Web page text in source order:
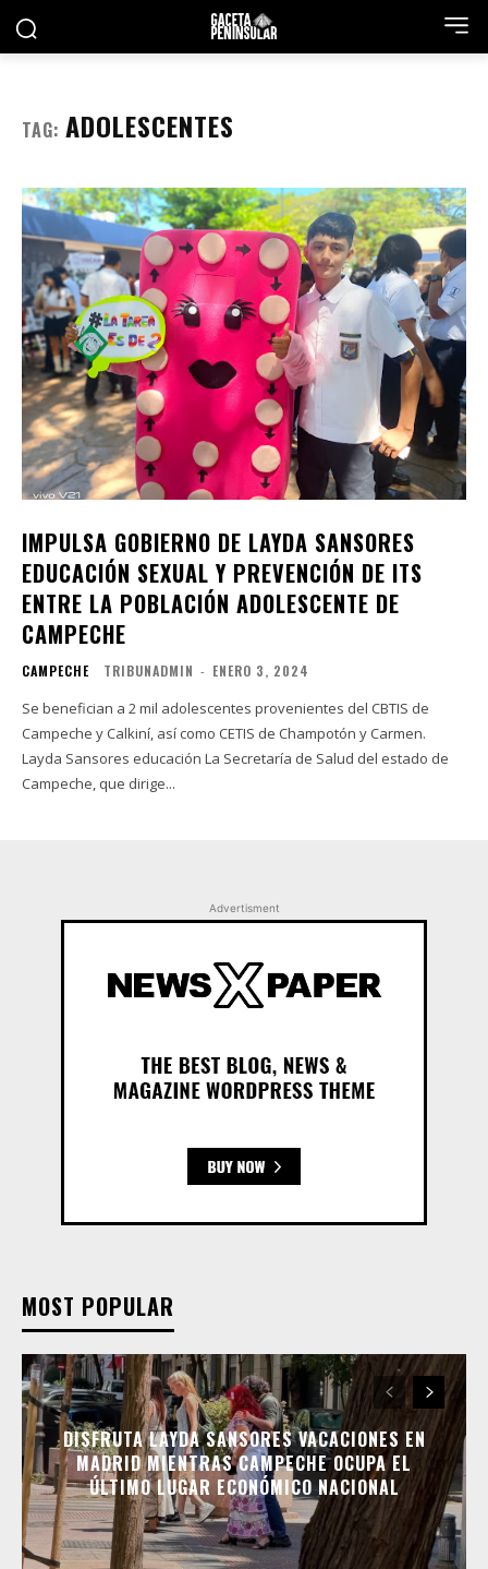
TAG: ADOLESCENTES
IMPULSA GOBIERNO DE LAYDA SANSORES
EDUCACIÓN SEXUAL Y PREVENCIÓN DE ITS
ENTRE LA POBLACIÓN ADOLESCENTE DE
CAMPECHE
CAMPECHE TRIBUNADMIN - ENERO 3, 2024
Se benefician a 2 mil adolescentes provenientes del CBTIS de
Campeche y Calkiní, así como CETIS de Champotón y Carmen.
Layda Sansores educación La Secretaría de Salud del estado de
Campeche, que dirige...
Advertisment
MOST POPULAR
DISFRUTA LAYDA SANSORES VACACIONES EN
MADRID MIENTRAS CAMPECHE OCUPA EL
ÚLTIMO LUGAR ECONÓMICO NACIONAL